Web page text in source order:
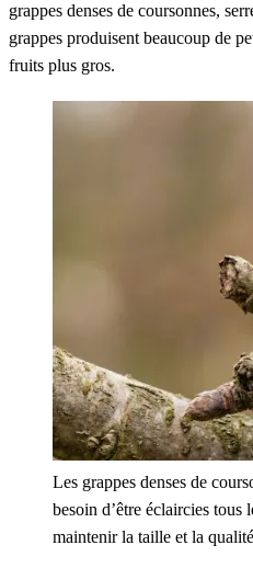
grappes denses de coursonnes,
grappes produisent beaucoup de
fruits plus gros.
Les grappes denses de
besoin d’être éclaircies tous
maintenir la taille et la